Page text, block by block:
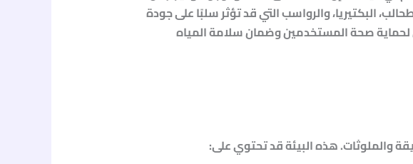
البكتيريا، والرواسب التي قد تؤثر سلبًا على جودة
صحة المستخدمين وضمان سلامة المياه
والملوثات. هذه البيئة قد تحتوي على: